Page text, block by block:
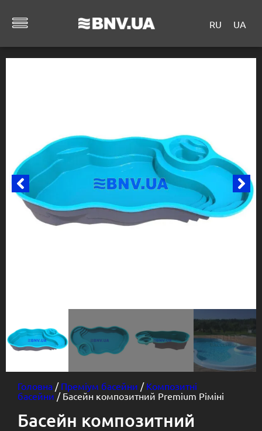
RU UA
Головна / Преміум басейни / Композитні
басейни / Басейн композитний Premium Ріміні
Басейн композитний